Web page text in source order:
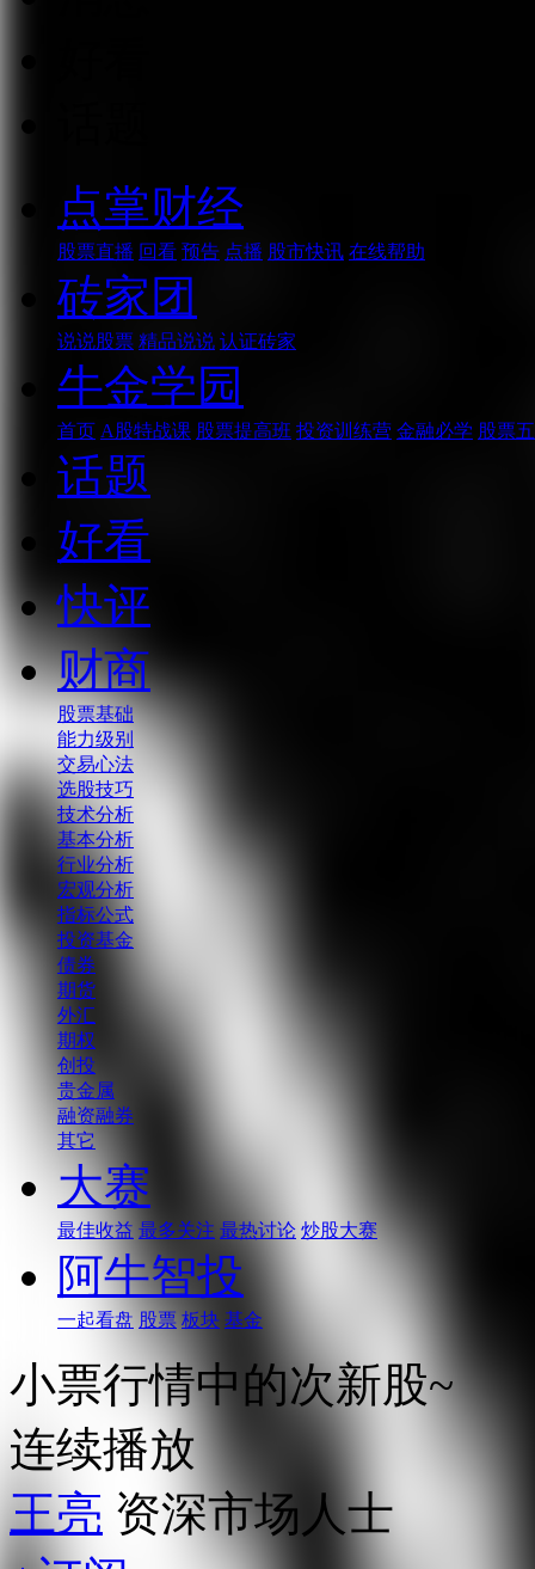
点掌财经
股票直播 回看 预告 点播 股市快讯 在线帮助
砖家团
说说股票 精品说说 认证砖家
牛金学园
首页 A股特战课 股票提高班 投资训练营 金融必学 股票
话题
好看
快评
财商
股票基础
能力级别
交易心法
选股技巧
技术分析
基本分析
行业分析
宏观分析
指标公式
投资基金
债券
期货
外汇
期权
创投
贵金属
融资融券
其它
大赛
最佳收益 最多关注 最热讨论 炒股大赛
阿牛智投
一起看盘 股票 板块 基金
小票行情中的次新股~
连续播放
王亮 资深市场人士